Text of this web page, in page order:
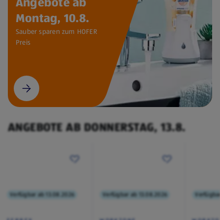
Montag, 10.8.
Sauber sparen zum HOFER
Preis
ANGEBOTE AB DONNERSTAG, 13.8.
Verfügbar ab 13.08.2026 Verfügbar ab 13.08.2026